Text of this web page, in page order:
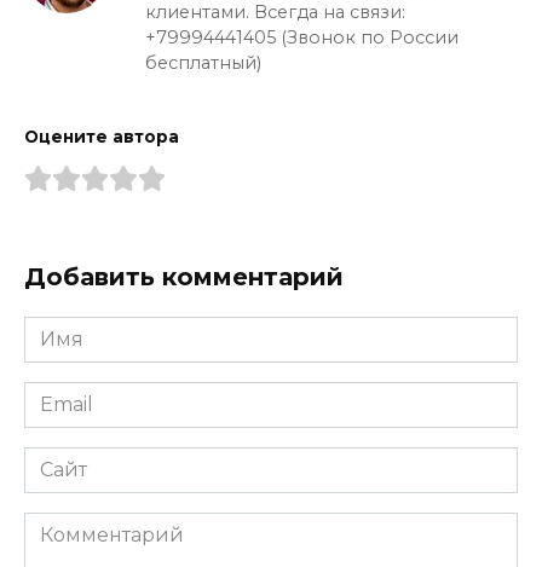
клиентами. Всегда на связи:
+79994441405 (Звонок по России
бесплатный)
Оцените автора
Добавить комментарий
Имя
*
Email
*
Сайт
Комментарий